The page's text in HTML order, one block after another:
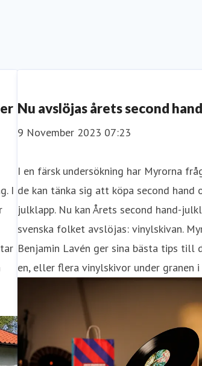
I
Nu avslöjas årets second
9 November 2023 07:23
I en färsk undersökning har Myrorna
de kan tänka sig att köpa second hand
julklapp. Nu kan Årets second hand-
svenska folket avslöjas: vinylskivan.
Benjamin Lavén ger sina bästa tips till
en, eller flera vinylskivor under granen i